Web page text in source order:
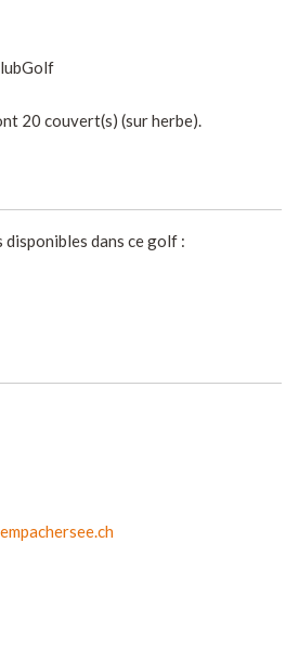
20 couvert(s) (sur herbe).
dans ce golf :